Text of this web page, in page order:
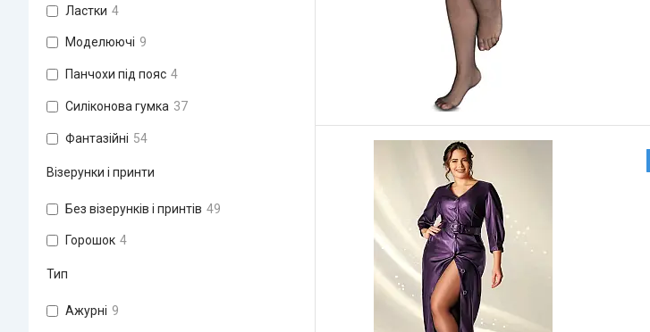
Ластки 4
Моделюючі 9
Панчохи під пояс 4
Силіконова гумка 37
Фантазійні 54
Візерунки і принти
Без візерунків і принтів 49
Горошок 4
Тип
Ажурні 9